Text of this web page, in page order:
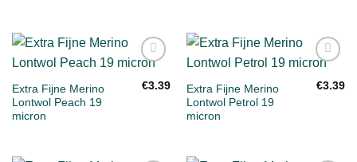
aan
Extra Fijne Merino
Lontwol Peach 19
micron
€3.39
aan
Extra Fijne Merino
Lontwol Petrol 19
micron
€3.39